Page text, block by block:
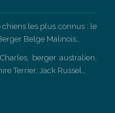
les plus connus : le
Belge Malinois…
berger australien,
Terrier, Jack Russel…